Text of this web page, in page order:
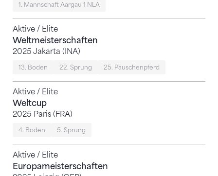
1. Mannschaft Aargau 1 NLA
Aktive / Elite
Weltmeisterschaften
2025 Jakarta (INA)
13. Boden 22. Sprung 25. Pauschenpferd
Aktive / Elite
Weltcup
2025 Paris (FRA)
4. Boden 5. Sprung
Aktive / Elite
Europameisterschaften